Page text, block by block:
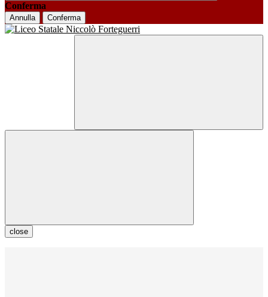
Conferma
Annulla Conferma
close